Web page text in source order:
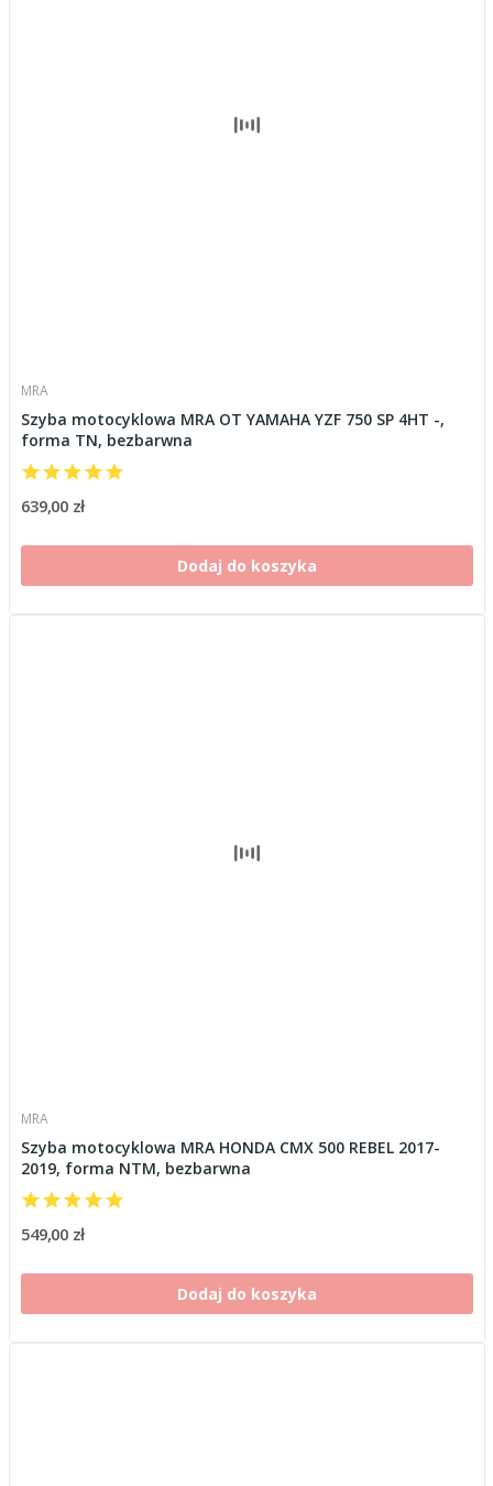
MRA
Szyba motocyklowa MRA OT YAMAHA YZF 750 SP 4HT -,
forma TN, bezbarwna
639,00 zł
Dodaj do koszyka
MRA
Szyba motocyklowa MRA HONDA CMX 500 REBEL 2017-
2019, forma NTM, bezbarwna
549,00 zł
Dodaj do koszyka